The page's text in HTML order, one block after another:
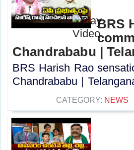
BRS
Chandrababu |
BRS Harish Rao
Chandrababu |
CATEGORY: NEWS